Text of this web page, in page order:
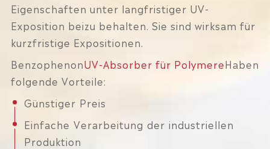
Eigenschaften unter langfristiger UV-
Exposition beizu behalten. Sie sind wirksam für
kurzfristige Expositionen.
BenzophenonUV-Absorber für PolymereHaben
folgende Vorteile:
Günstiger Preis
Einfache Verarbeitung der industriellen
Produktion